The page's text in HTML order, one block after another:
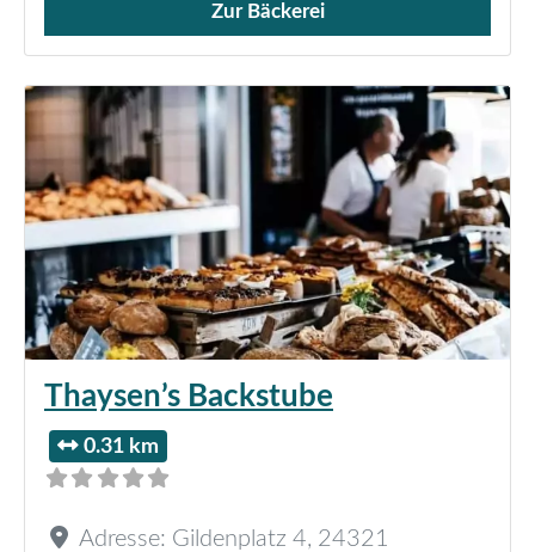
Verkauf von Brötchen,
Zur Bäckerei
Thaysen’s Backstube
0.31 km
Adresse: Gildenplatz 4, 24321